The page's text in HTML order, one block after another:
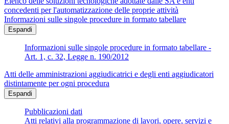
concedenti per l'automatizzazione delle proprie attività
Informazioni sulle singole procedure in formato tabellare
Espandi
Informazioni sulle singole procedure in formato tabellare -
Art. 1, c. 32, Legge n. 190/2012
Atti delle amministrazioni aggiudicatrici e degli enti aggiudicatori
distintamente per ogni procedura
Espandi
Pubblicazioni dati
Atti relativi alla programmazione di lavori, opere, servizi e